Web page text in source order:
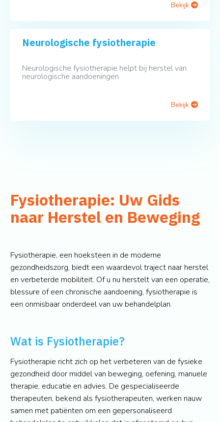
Bekijk
Neurologische fysiotherapie
Neurologische fysiotherapie helpt bij herstel van
neurologische aandoeningen.
Bekijk
Fysiotherapie: Uw Gids
naar Herstel en Beweging
Fysiotherapie, een hoeksteen in de moderne
gezondheidszorg, biedt een waardevol traject naar herstel
en verbeterde mobiliteit. Of u nu herstelt van een operatie,
blessure of een chronische aandoening, fysiotherapie is
een onmisbaar onderdeel van uw behandelplan.
Wat is Fysiotherapie?
Fysiotherapie richt zich op het verbeteren van de fysieke
gezondheid door middel van beweging, oefening, manuele
therapie, educatie en advies. De gespecialiseerde
therapeuten, bekend als fysiotherapeuten, werken nauw
samen met patiënten om een gepersonaliseerd